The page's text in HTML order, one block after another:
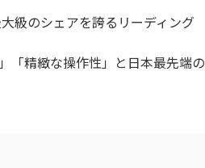
級のシェアを誇るリーディング
「精緻な操作性」と日本最先端の